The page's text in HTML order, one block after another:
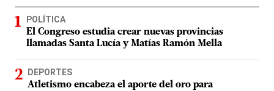
POLÍTICA
El Congreso estudia crear nuevas provincias
llamadas Santa Lucía y Matías Ramón Mella
DEPORTES
Atletismo encabeza el aporte del oro para